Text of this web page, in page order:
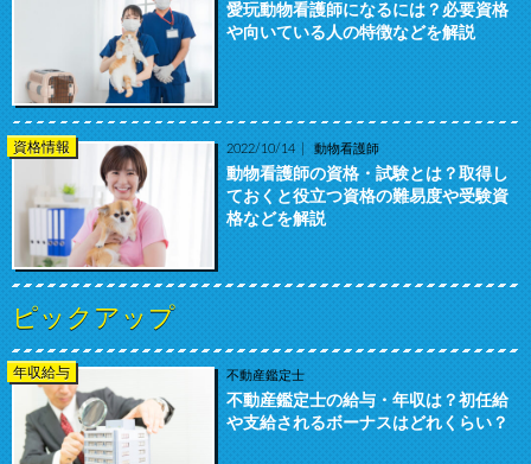
愛玩動物看護師になるには？必要資格
や向いている人の特徴などを解説
資格情報 2022/10/14 動物看護師
動物看護師の資格・試験とは？取得し
ておくと役立つ資格の難易度や受験資
格などを解説
ピックアップ
年収給与 不動産鑑定士
不動産鑑定士の給与・年収は？初任給
や支給されるボーナスはどれくらい？